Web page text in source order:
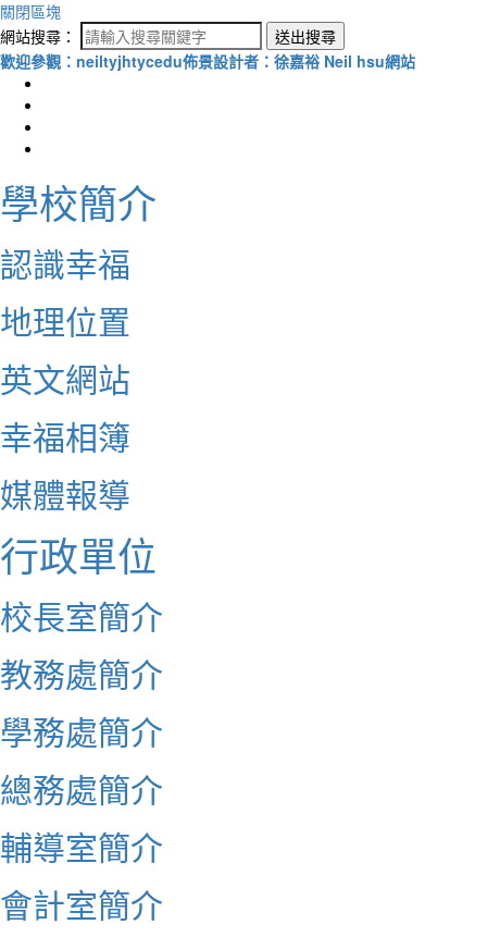
關閉區塊
網站搜尋：
送出搜尋
歡迎參觀：neiltyjhtycedu佈景設計者：徐嘉裕 Neil hsu網站
學校簡介
認識幸福
地理位置
英文網站
幸福相簿
媒體報導
行政單位
校長室簡介
教務處簡介
學務處簡介
總務處簡介
輔導室簡介
會計室簡介